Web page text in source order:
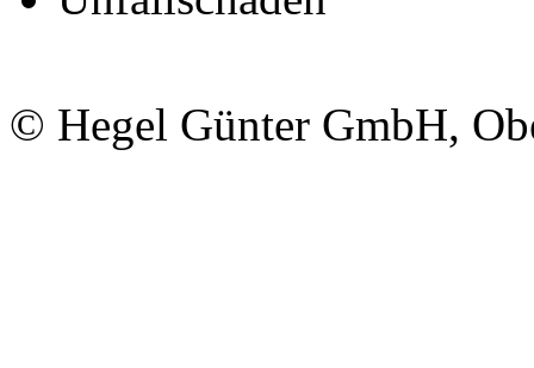
© Hegel Günter GmbH,